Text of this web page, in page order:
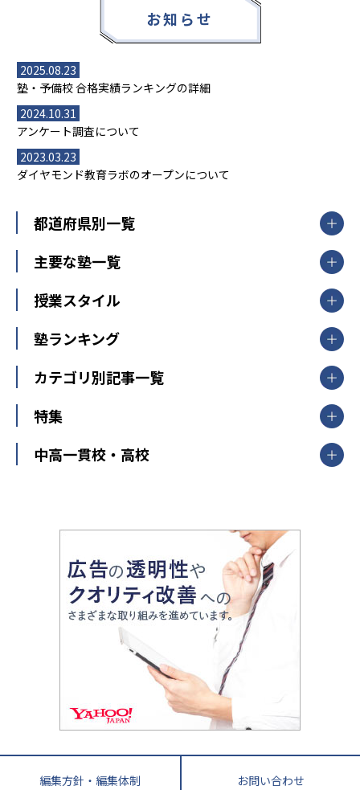
お知らせ
2025.08.23
塾・予備校 合格実績ランキングの詳細
2024.10.31
アンケート調査について
2023.03.23
ダイヤモンド教育ラボのオープンについて
都道府県別一覧
北海道・東北
山形県
福島県
関東
東京都
神奈川県
茨城県
栃木県
群馬県
新潟県
中部
愛知県
静岡県
長野県
大阪府
兵庫県 京都府 奈良県
和歌山県
鳥取県
島根県 岡山県 広島県
香川県
高知県
長崎県 熊本県
鹿児島県 沖縄県
主要な塾一覧
【掲載塾一覧を見る】
東京個別指導学院
明光義塾
個別教室のトライ
武田塾
授業スタイル
個別指導
オンライン指導
塾ランキング
中学受験ランキング
カテゴリ別記事一覧
中学受験
大学受験
教育全般
大学受験塾の選び方
中学受験に熱心な市区町村ランキング
小学校受験
家庭教師
特集
開成番長直伝！子どもの受験を成功させる方法
運動と遊びを考える
情報Ⅰ、数学が苦手な人注目！最短距離の学力
アップ法
悩み多き「大学受験」相談室
英語・英会話・英検対策
小学校教師が解説！中学受験のリアル
教育ジャーナリストが徹底解説！ 大学受験の羅
中高一貫校・高校
大学入試改革
ママテクエグザム
進化する中高一貫校・高校
編集方針・編集体制 お問い合わせ